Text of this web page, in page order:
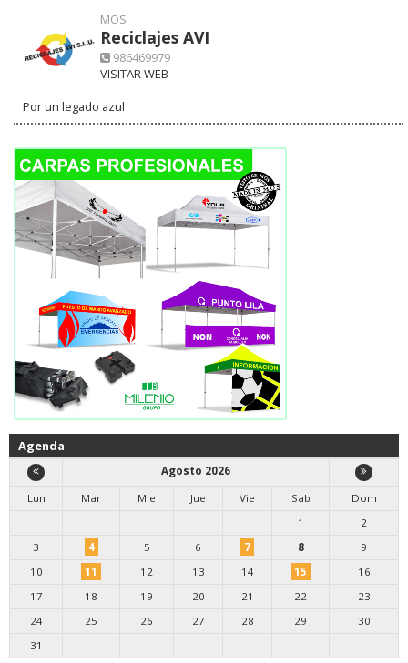
MOS
Reciclajes AVI
986469979
VISITAR WEB
Por un legado azul
Agenda
Agosto 2026
Lun
Mar Mie Jue Vie Sab
Dom
1
2
3
4 5 6 7 8
9
10
11 12 13 14 15
16
17
18 19 20 21 22
23
24
25 26 27 28 29
30
31